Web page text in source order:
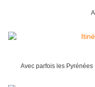
Avec parfois les